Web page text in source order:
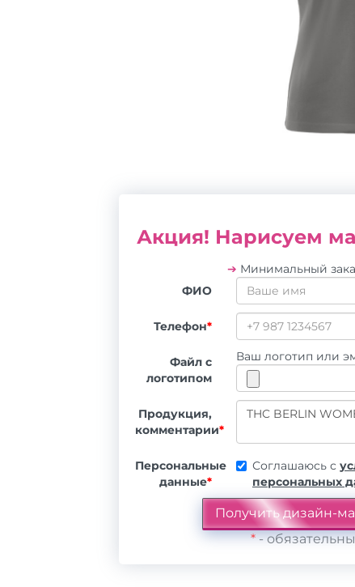
Акция! Нарисуем
➔ Минимальный
ФИО
Телефон*
Файл с
логотипом
Ваш логотип или
Продукция,
комментарии*
Персональные
данные*
Соглашаюсь с
персональных
*-